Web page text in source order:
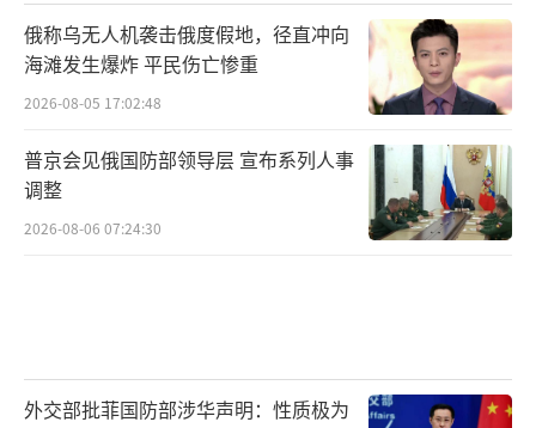
俄称乌无人机袭击俄度假地，径直冲向
海滩发生爆炸 平民伤亡惨重
2026-08-05 17:02:48
普京会见俄国防部领导层 宣布系列人事
调整
2026-08-06 07:24:30
外交部批菲国防部涉华声明：性质极为